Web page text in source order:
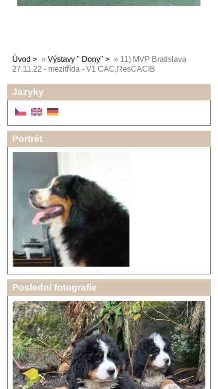
Úvod » Výstavy " Dony" » 11) MVP Bratislava
27.11.22 - mezitřída - V1 CAC,ResCACIB
Jazyky
Portrét
Poslední fotografie